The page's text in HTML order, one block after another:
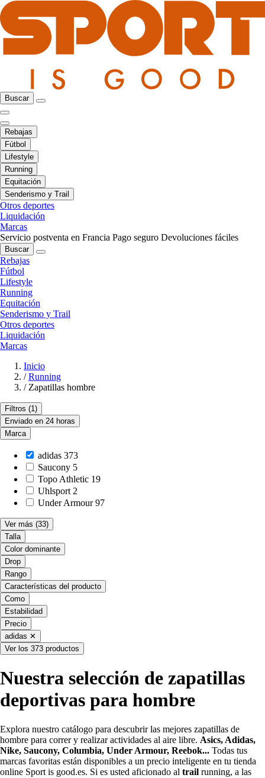
Buscar
Rebajas
Fútbol
Lifestyle
Running
Equitación
Senderismo y Trail
Otros deportes
Liquidación
Marcas
Servicio postventa en Francia Pago seguro Devoluciones fáciles
Buscar
Rebajas
Fútbol
Lifestyle
Running
Equitación
Senderismo y Trail
Otros deportes
Liquidación
Marcas
Inicio
/ Running
/ Zapatillas hombre
Filtros (1)
Enviado en 24 horas
Marca
adidas 373
Saucony 5
Topo Athletic 19
Uhlsport 2
Under Armour 97
Ver más (33)
Talla
Color dominante
Drop
Rango
Características del producto
Como
Estabilidad
Precio
adidas ✕
Ver los 373 productos
Nuestra selección de zapatillas
deportivas para hombre
Explora nuestro catálogo para descubrir las mejores zapatillas de
hombre para correr y realizar actividades al aire libre. Asics, Adidas,
Nike, Saucony, Columbia, Under Armour, Reebok... Todas tus
marcas favoritas están disponibles a un precio inteligente en tu tienda
online Sport is good.es. Si es usted aficionado al trail running, a las